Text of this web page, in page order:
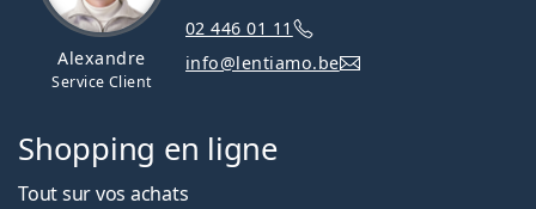
Alexandre
Service Client
02 446 01 11
info@lentiamo.be
Shopping en ligne
Tout sur vos achats